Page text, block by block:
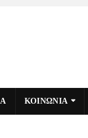
ΚΟΙΝΩΝΙΑ